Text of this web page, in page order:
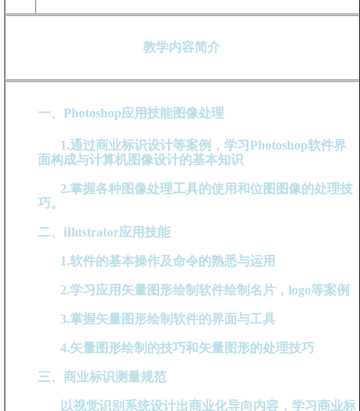
教学内容简介
一、Photoshop应用技能图像处理
1.通过商业标识设计等案例，学习Photoshop软件界
面构成与计算机图像设计的基本知识
2.掌握各种图像处理工具的使用和位图图像的处理技
巧。
二、iIlustrator应用技能
1.软件的基本操作及命令的熟悉与运用
2.学习应用矢量图形绘制软件绘制名片，logo等案例
3.掌握矢量图形绘制软件的界面与工具
4.矢量图形绘制的技巧和矢量图形的处理技巧
三、商业标识测量规范
以视觉识别系统设计出商业化导向内容，学习商业标